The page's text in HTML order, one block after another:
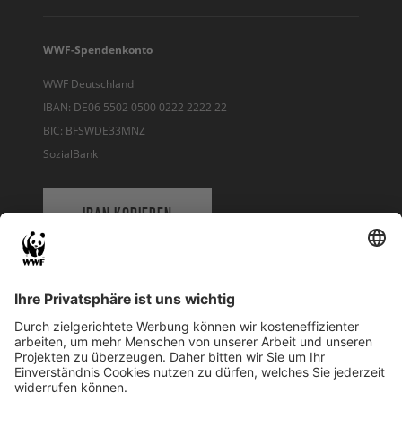
WWF-Spendenkonto
WWF Deutschland
IBAN: DE06 5502 0500 0222 2222 22
BIC: BFSWDE33MNZ
SozialBank
IBAN KOPIEREN
WWF Deutschland
Reinhardtstr. 18
10117 Berlin